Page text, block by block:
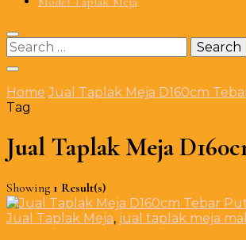
Search
for:
Home Jual Taplak Meja D160cm
Tag
Jual Taplak Meja
Showing 1 Result(s)
Jual Taplak Meja, jual taplak meja